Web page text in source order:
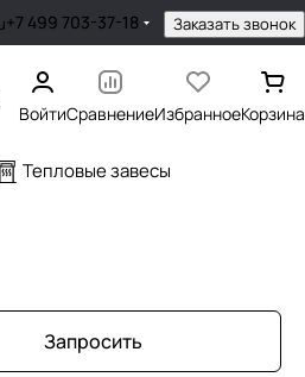
+7 499 703-37-18 Заказать звонок
ВойтиСравнениеИзбранноеКорзина
Тепловые завесы
Запросить